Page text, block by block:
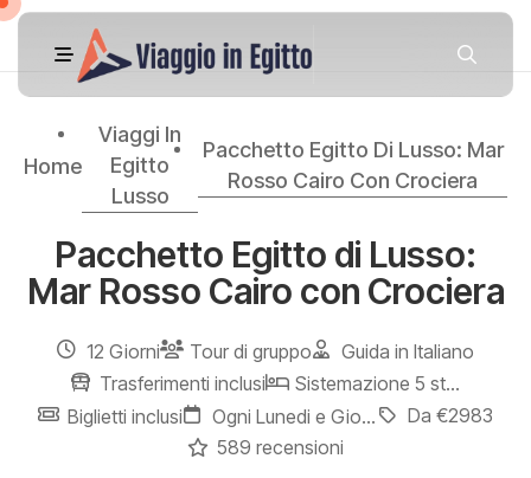
Home
Viaggi In
Egitto
Lusso
Pacchetto Egitto Di Lusso: Mar
Rosso Cairo Con Crociera
Pacchetto Egitto di Lusso:
Mar Rosso Cairo con Crociera
12 Giorni Tour di gruppo
Guida in Italiano
Trasferimenti inclusi
Sistemazione 5 stelle
Biglietti inclusi
Ogni Lunedi e Giovedi
Da €2983
589 recensioni